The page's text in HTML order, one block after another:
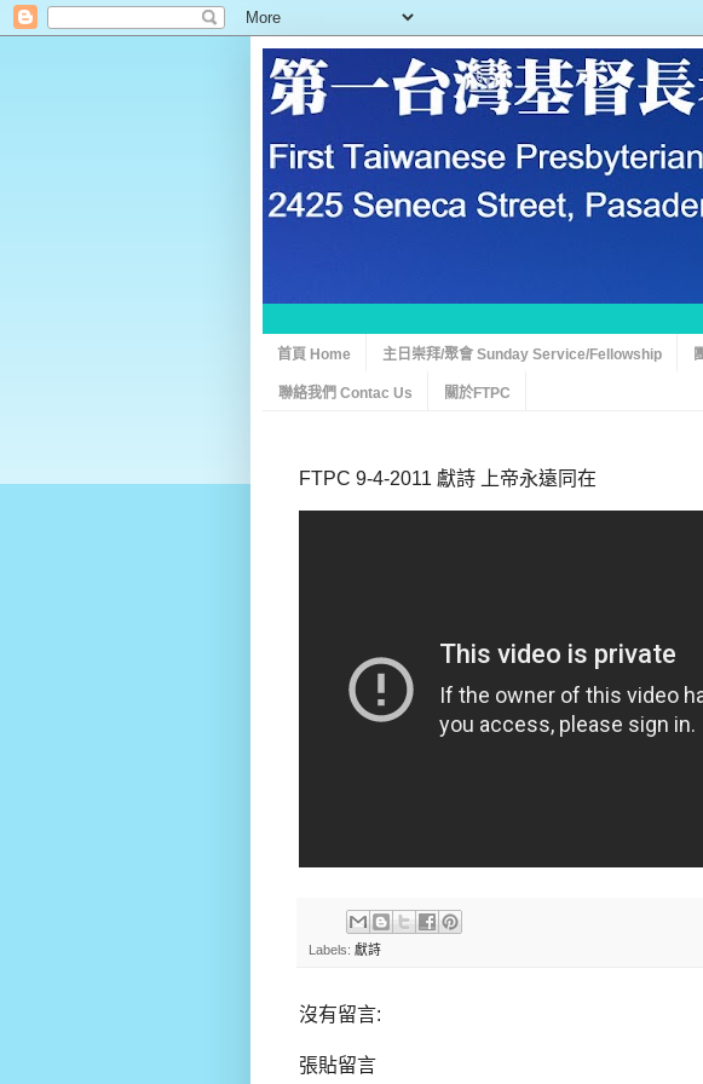
首頁 Home 主日崇拜/聚會 Sunday Service/Fellowship
聯絡我們 Contac Us 關於FTPC
FTPC 9-4-2011 獻詩 上帝永遠同在
Labels: 獻詩
沒有留言:
張貼留言